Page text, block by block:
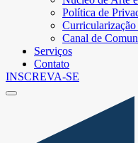
Política de
Curricularização
Canal de
Serviços
Contato
INSCREVA-SE